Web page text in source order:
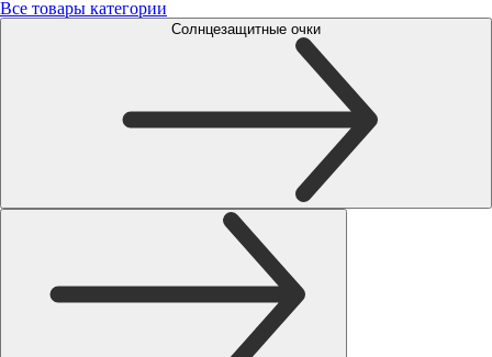
Все товары категории
Солнцезащитные очки